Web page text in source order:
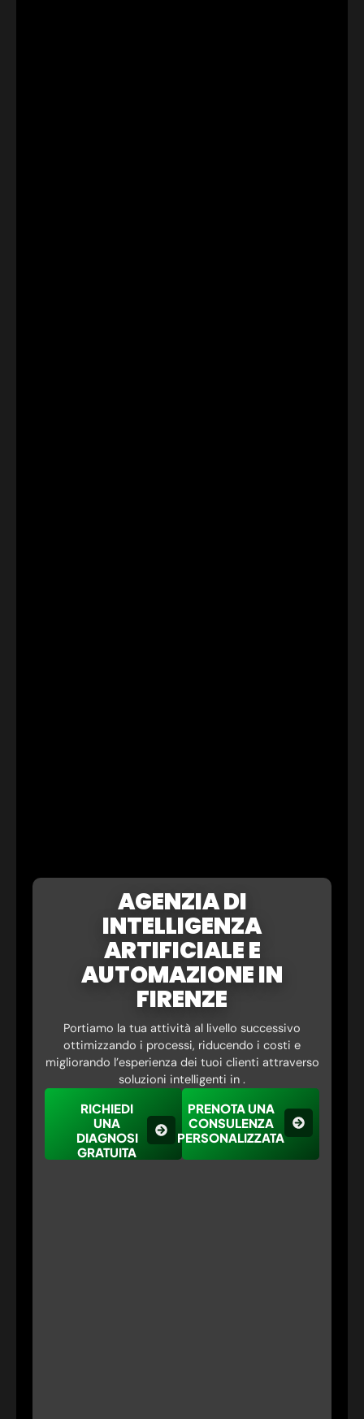
AGENZIA DI
INTELLIGENZA
ARTIFICIALE E
AUTOMAZIONE IN
FIRENZE
Portiamo la tua attività al livello successivo
ottimizzando i processi, riducendo i costi e
migliorando l’esperienza dei tuoi clienti attraverso
soluzioni intelligenti in .
RICHIEDI
UNA
DIAGNOSI
GRATUITA
PRENOTA UNA
CONSULENZA
PERSONALIZZATA